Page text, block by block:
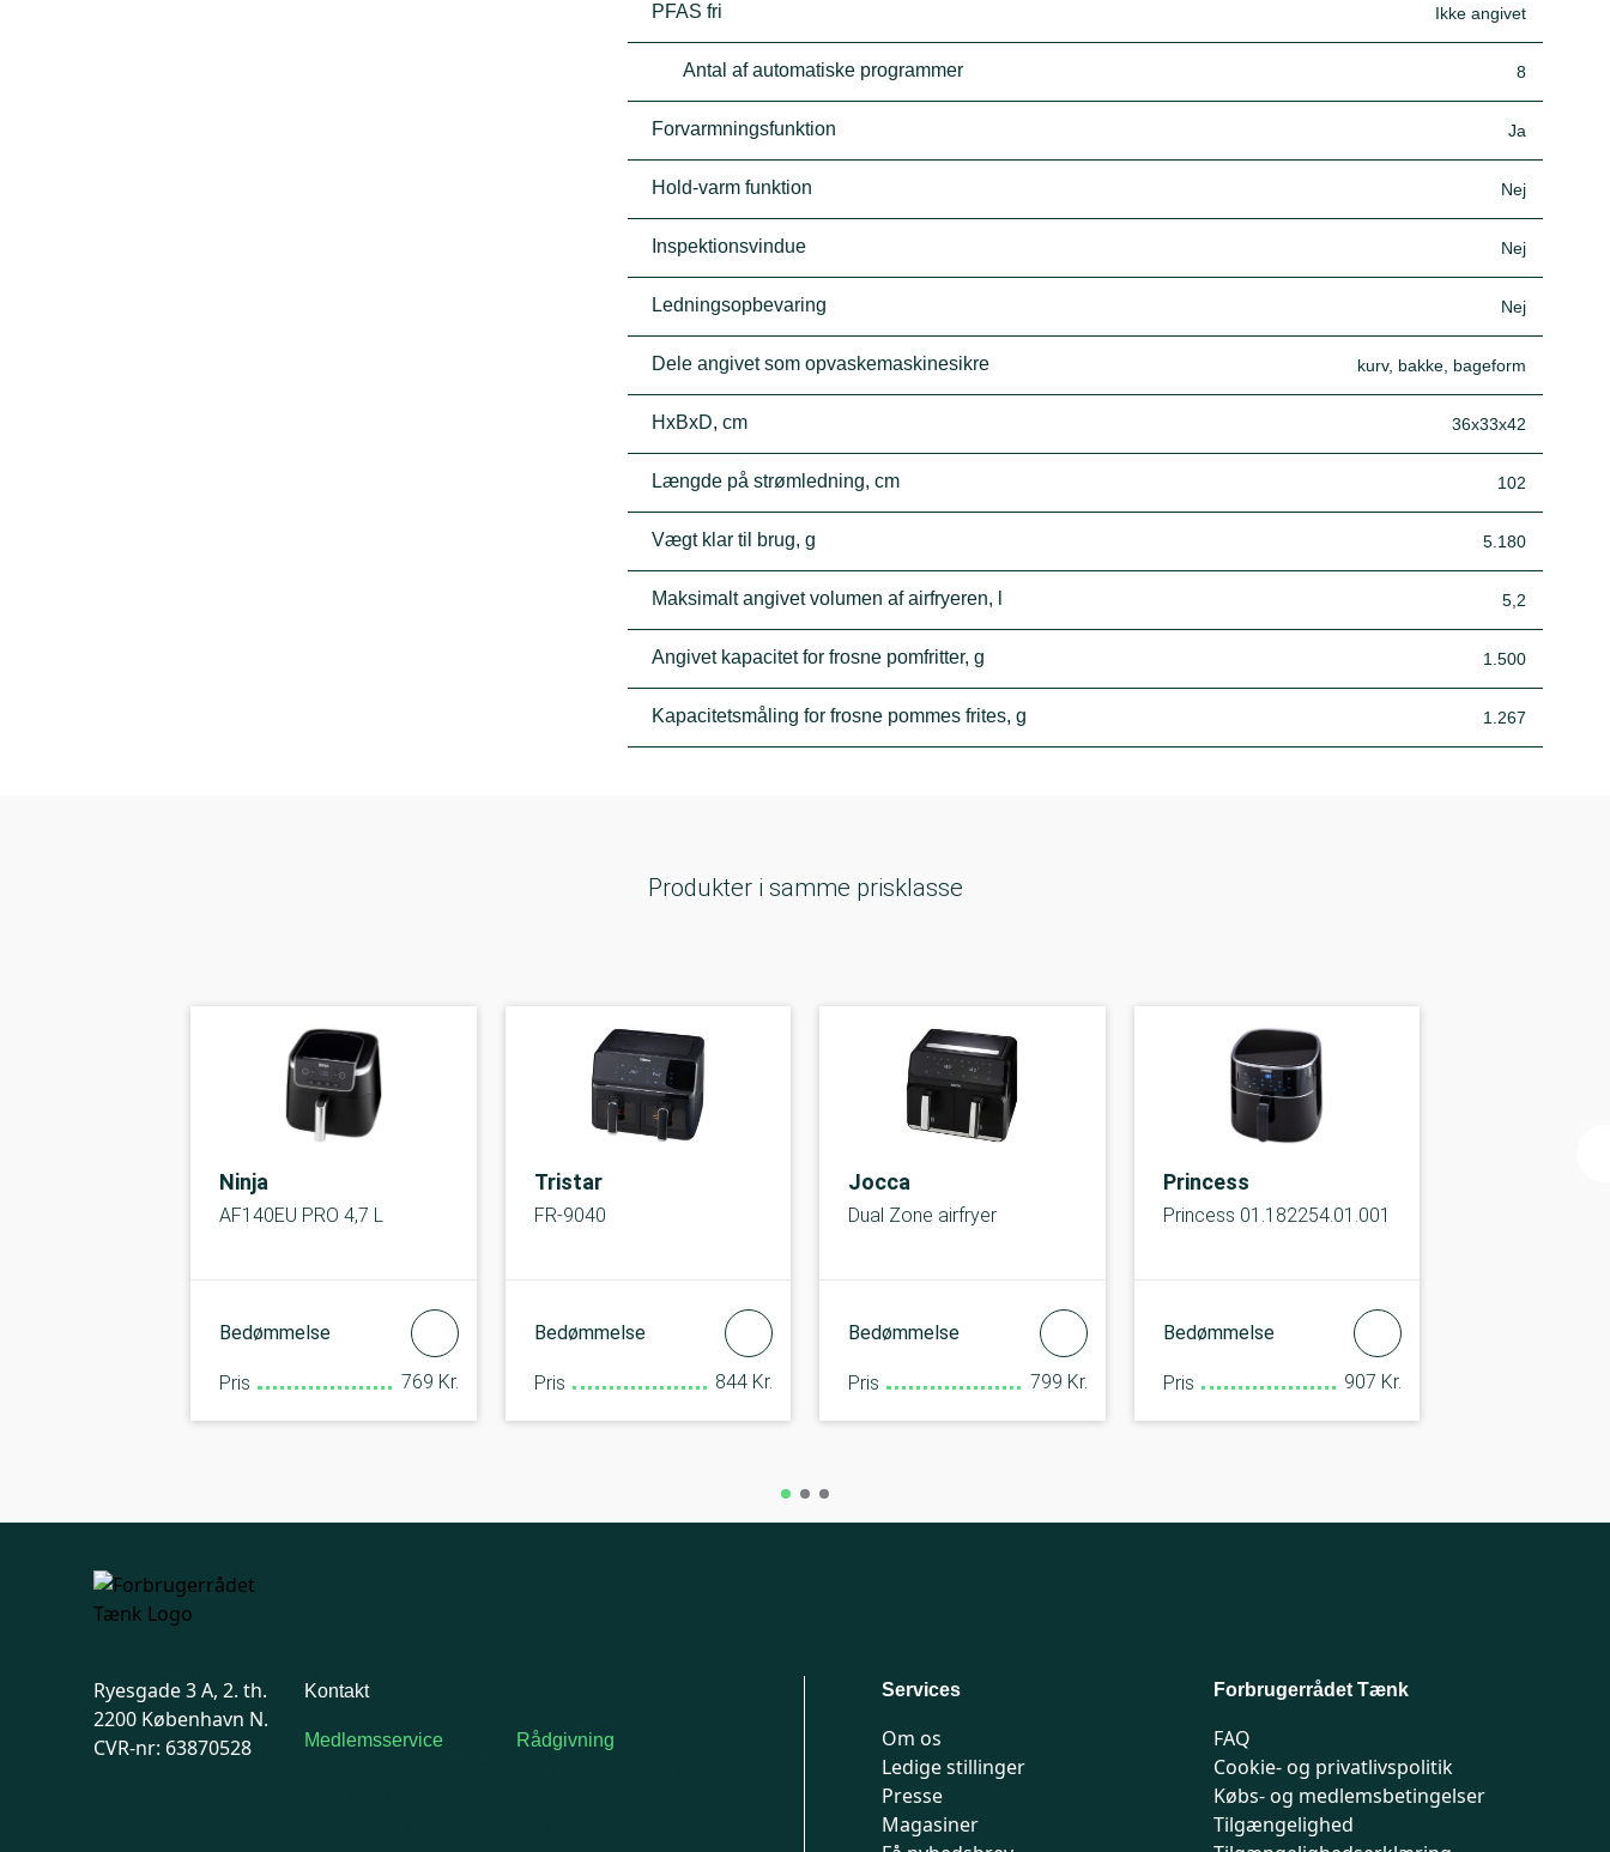
PFAS fri Ikke angivet
Antal af automatiske programmer 8
Forvarmningsfunktion Ja
Hold-varm funktion Nej
Inspektionsvindue Nej
Ledningsopbevaring Nej
Dele angivet som opvaskemaskinesikre kurv, bakke, bageform
HxBxD, cm 36x33x42
Længde på strømledning, cm 102
Vægt klar til brug, g 5.180
Maksimalt angivet volumen af airfryeren, l 5,2
Angivet kapacitet for frosne pomfritter, g 1.500
Kapacitetsmåling for frosne pommes frites, g 1.267
Produkter i samme prisklasse
Ninja
AF140EU PRO 4,7 L
Bedømmelse
Pris 769 Kr.
Tristar
FR-9040
Bedømmelse
Pris 844 Kr.
Jocca
Dual Zone airfryer
Bedømmelse
Pris 799 Kr.
Princess
Princess 01.182254.01.001
Bedømmelse
Pris 907 Kr.
Ryesgade 3 A, 2. th.
2200 København N.
CVR-nr: 63870528
Kontakt
Medlemsservice Rådgivning
Services
Om os
Ledige stillinger
Presse
Magasiner
Forbrugerrådet Tænk
FAQ
Cookie- og privatlivspolitik
Købs- og medlemsbetingelser
Tilgængelighed